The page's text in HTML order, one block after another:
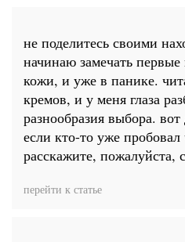
не поделитесь своими
начинаю замечать
кожи, и уже в панике.
кремов, и у меня глаза
разнообразия выбора.
если кто-то уже пробовал
расскажите, пожалуйста,
перейти к статье